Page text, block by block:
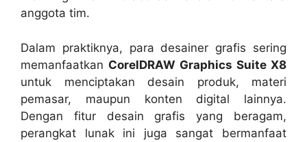
anggota tim.
Dalam praktiknya, para desainer grafis sering
memanfaatkan CorelDRAW Graphics Suite X8
untuk menciptakan desain produk, materi
pemasar, maupun konten digital lainnya.
Dengan fitur desain grafis yang beragam,
perangkat lunak ini juga sangat bermanfaat